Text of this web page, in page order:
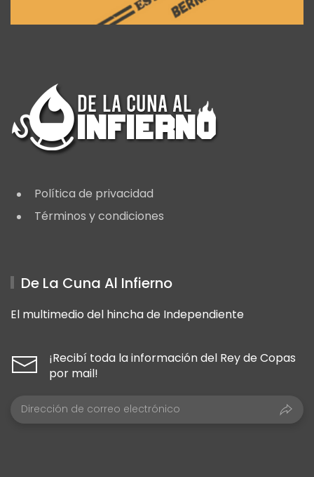
Política de privacidad
Términos y condiciones
De La Cuna Al Infierno
El multimedio del hincha de Independiente
¡Recibí toda la información del Rey de Copas
por mail!